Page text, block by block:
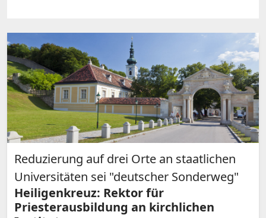
Reduzierung auf drei Orte an staatlichen
Universitäten sei "deutscher Sonderweg"
Heiligenkreuz: Rektor für
Priesterausbildung an kirchlichen